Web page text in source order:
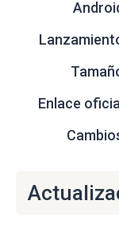
Enlace